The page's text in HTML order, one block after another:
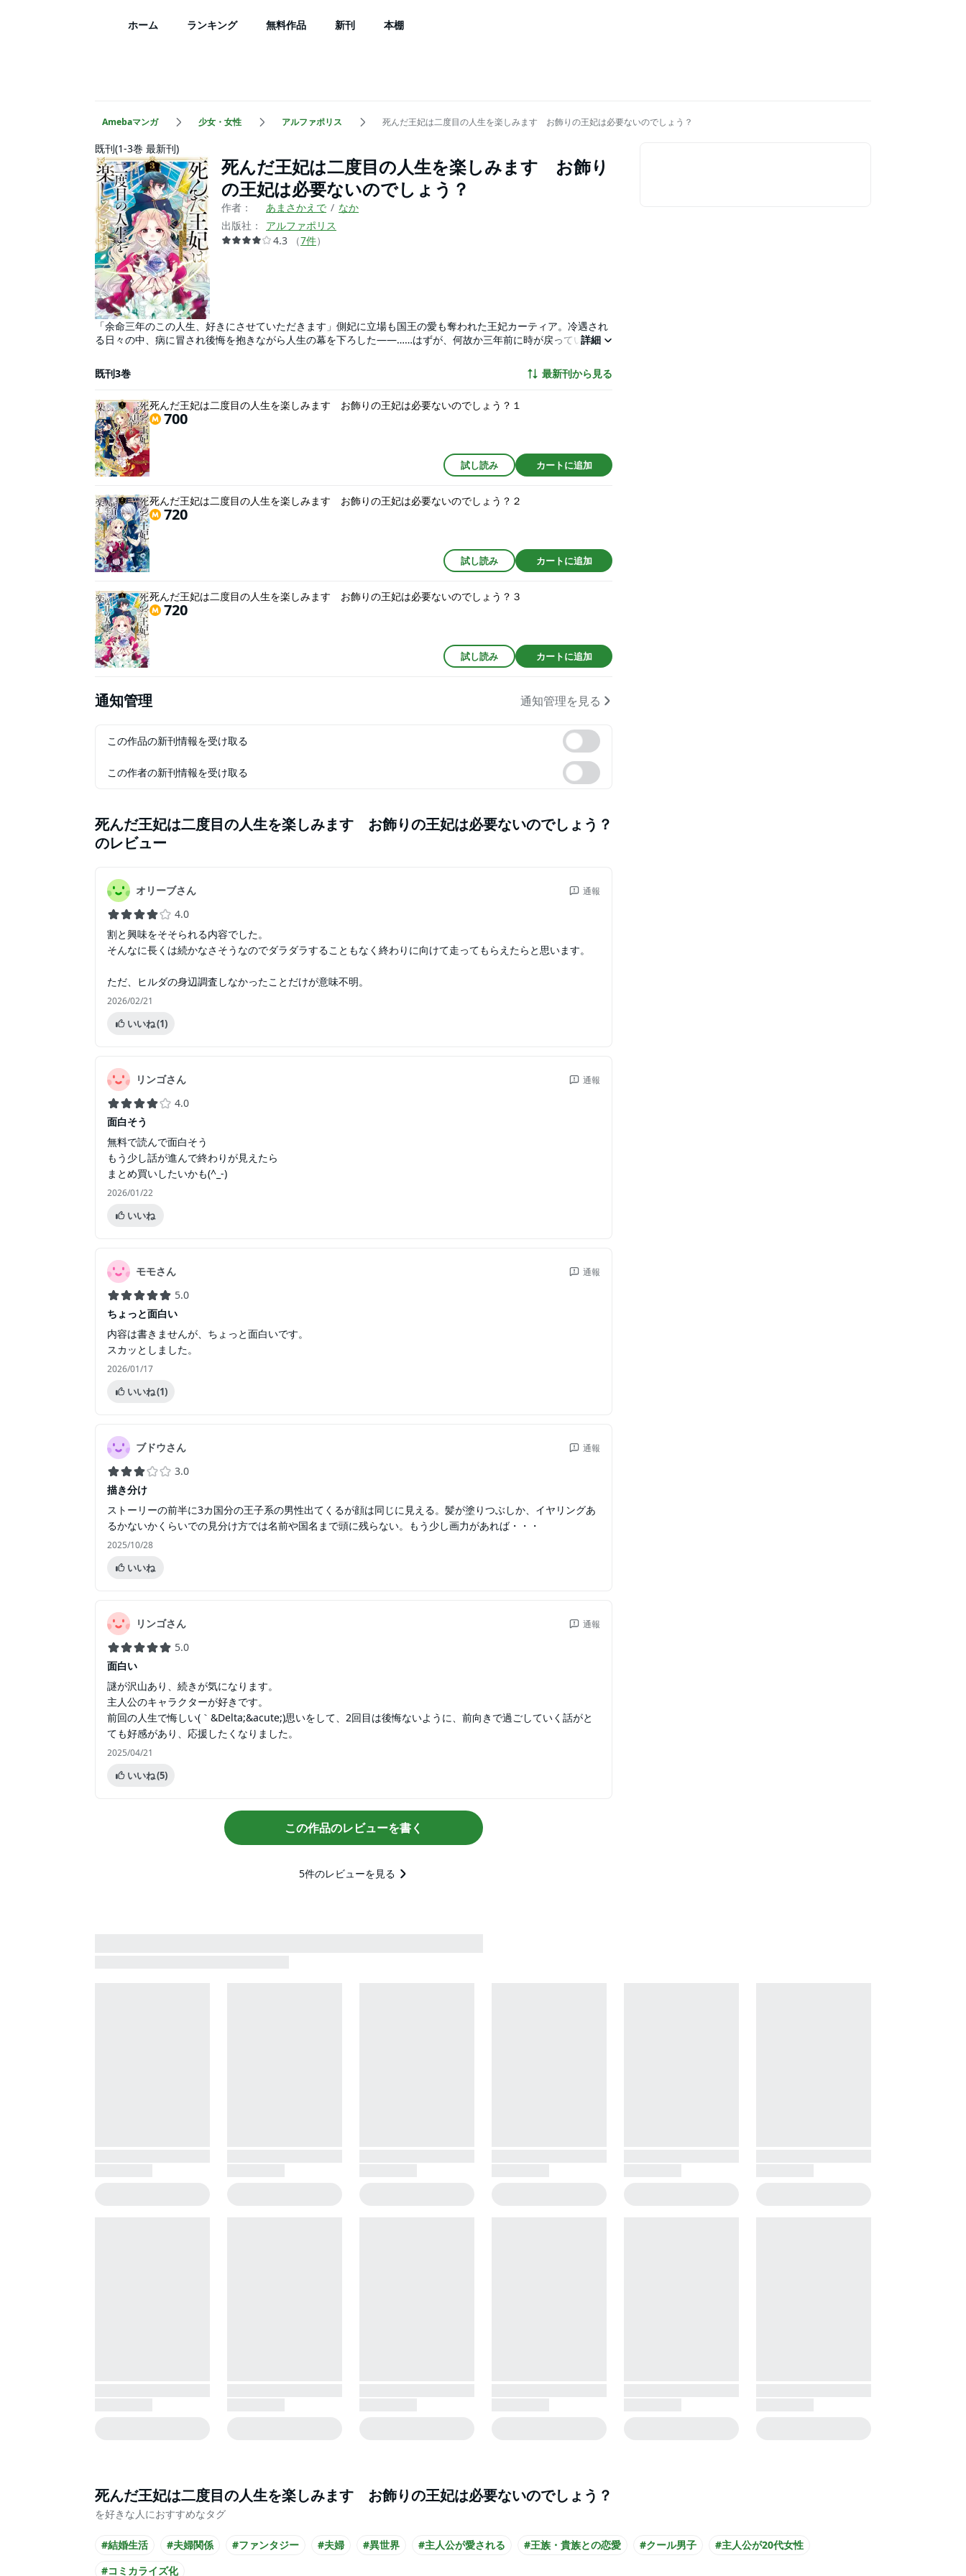
ホーム ランキング 無料作品 新刊 本棚
Amebaマンガ 少女・女性 アルファポリス 死んだ王妃は二度目の人生を楽しみます お飾りの王妃は必要ないのでしょう？
既刊(1-3巻 最新刊)
死んだ王妃は二度目の人生を楽しみます お飾り
の王妃は必要ないのでしょう？
作者： あまさかえで
なか
出版社：
アルファポリス
4.3
（7件）
「余命三年のこの人生、好きにさせていただきます」側妃に立場も国王の愛も奪われた王妃カーティア。冷遇され
る日々の中、病に冒され後悔を抱きながら人生の幕を下ろした――……はずが、何故か三年前に時が戻っていて!?
は、自ら廃妃を促し自由の身に。すると、そんな彼女のもとに隣国・アイゼン帝国の宰相がやって来る。政に関わ
らず、自由を保証する代わりに皇帝の”お飾りの王妃”にならないかと誘いを受けて――……
詳細
既刊3巻 最新刊から見る
死んだ王妃は二度目の人生を楽しみます お飾りの王妃は必要ないのでしょう？１
700
試し読み カートに追加
死んだ王妃は二度目の人生を楽しみます お飾りの王妃は必要ないのでしょう？２
720
試し読み カートに追加
死んだ王妃は二度目の人生を楽しみます お飾りの王妃は必要ないのでしょう？３
720
試し読み カートに追加
通知管理 通知管理を見る
この作品の新刊情報を受け取る
この作者の新刊情報を受け取る
死んだ王妃は二度目の人生を楽しみます お飾りの王妃は必要ないのでしょう？
のレビュー
オリーブさん 通報
4.0
割と興味をそそられる内容でした。
そんなに長くは続かなさそうなのでダラダラすることもなく終わりに向けて走ってもらえたらと思います。
ただ、ヒルダの身辺調査しなかったことだけが意味不明。
2026/02/21
いいね(1)
リンゴさん 通報
4.0
面白そう
無料で読んで面白そう
もう少し話が進んで終わりが見えたら
まとめ買いしたいかも(^_-)
2026/01/22
いいね
モモさん 通報
5.0
ちょっと面白い
内容は書きませんが、ちょっと面白いです。
スカッとしました。
2026/01/17
いいね(1)
ブドウさん 通報
3.0
描き分け
ストーリーの前半に3カ国分の王子系の男性出てくるが顔は同じに見える。髪が塗りつぶしか、イヤリングあ
るかないかくらいでの見分け方では名前や国名まで頭に残らない。もう少し画力があれば・・・
2025/10/28
いいね
リンゴさん 通報
5.0
面白い
謎が沢山あり、続きが気になります。
主人公のキャラクターが好きです。
前回の人生で悔しい(｀&Delta;&acute;)思いをして、2回目は後悔ないように、前向きで過ごしていく話がと
ても好感があり、応援したくなりました。
2025/04/21
いいね(5)
この作品のレビューを書く
5件のレビューを見る
死んだ王妃は二度目の人生を楽しみます お飾りの王妃は必要ないのでしょう？
を好きな人におすすめなタグ
#結婚生活 #夫婦関係 #ファンタジー #夫婦 #異世界 #主人公が愛される #王族・貴族との恋愛 #クール男子
#主人公が20代女性
#コミカライズ化